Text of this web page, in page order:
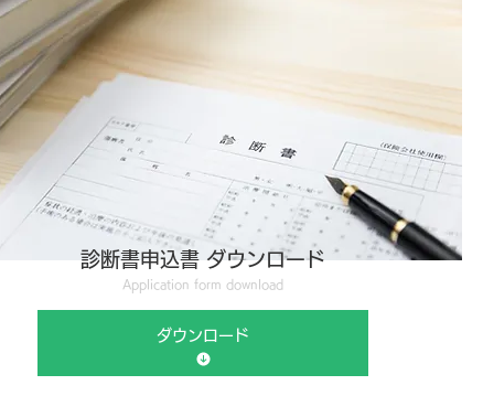
診断書申込書 ダウンロード
Application form download
ダウンロード